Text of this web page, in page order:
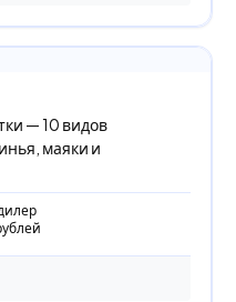
— 10 видов
маяки и